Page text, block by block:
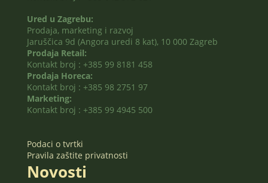
Ured u Zagrebu:
Prodaja, marketing i razvoj
Jaruščica 9d (Angora uredi 8 kat), 10 000 Zagreb
Prodaja Retail:
Kontakt broj : +385 99 8181 458
Prodaja Horeca:
Kontakt broj : +385 98 2751 97
Marketing:
Kontakt broj : +385 99 4945 500
Podaci o tvrtki
Pravila zaštite privatnosti
Novosti